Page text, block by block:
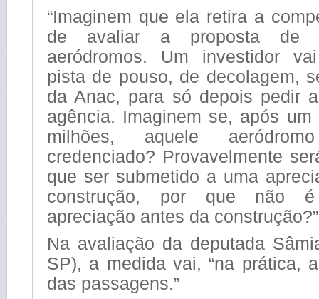
“Imaginem que ela retira a
de avaliar a proposta de
aeródromos. Um investidor
pista de pouso, de decolagem,
da Anac, para só depois pedir
agência. Imaginem se, após um
milhões, aquele
credenciado? Provavelmente
que ser submetido a uma
construção, por que não
apreciação antes da
Na avaliação da deputada
SP), a medida vai, “na prática,
das passagens.”